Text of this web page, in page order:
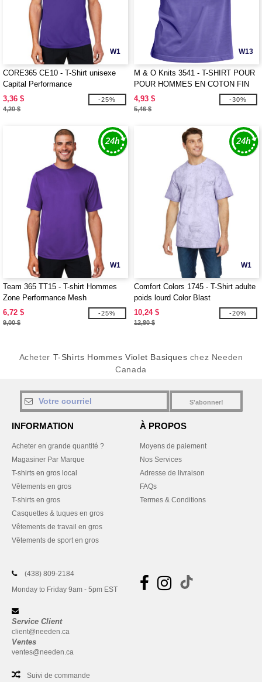
W1
CORE365 CE10 - T-Shirt unisexe
Capital Performance
3,36 $
4,20 $
-25%
W13
M & O Knits 3541 - T-SHIRT POUR
POUR HOMMES EN COTON FIN
4,93 $
5,46 $
-30%
W1
Team 365 TT15 - T-shirt Hommes
Zone Performance Mesh
6,72 $
9,00 $
-25%
W1
Comfort Colors 1745 - T-Shirt adulte
poids lourd Color Blast
10,24 $
12,80 $
-20%
Acheter T-Shirts Hommes Violet Basiques chez Needen
Canada
S'abonner!
INFORMATION
Acheter en grande quantité ?
Magasiner Par Marque
T-shirts en gros local
Vêtements en gros
T-shirts en gros
Casquettes & tuques en gros
Vêtements de travail en gros
Vêtements de sport en gros
À PROPOS
Moyens de paiement
Nos Services
Adresse de livraison
FAQs
Termes & Conditions
(438) 809-2184
Monday to Friday 9am - 5pm EST
Service Client
client@needen.ca
Ventes
ventes@needen.ca
Suivi de commande